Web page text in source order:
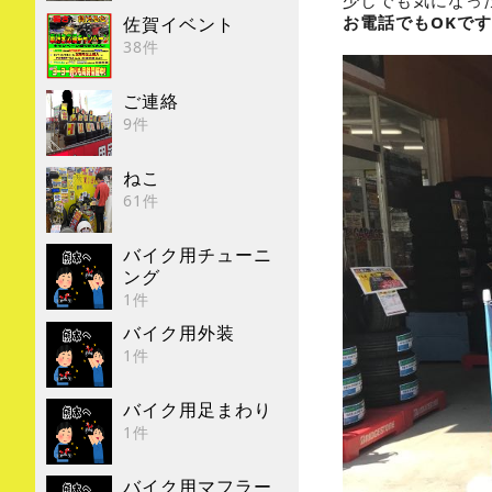
佐賀イベント
38件
ご連絡
9件
ねこ
61件
バイク用チューニ
ング
1件
バイク用外装
1件
バイク用足まわり
1件
バイク用マフラー
お電話でもOKで